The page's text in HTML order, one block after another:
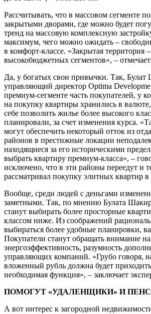
Рассчитывать, что в массовом сегменте
закрытыми дворами, где можно будет
тренд на массовую комплексную
максимум, чего можно ожидать –
в комфорт-классе. «Закрытая территория
высокобюджетных сегментов», – отмечает
Да, у богатых свои привычки. Так, Булат
управляющий директор Optima
премиум-сегменте часть покупателей, у
на покупку квартиры хранились в
себе позволить жилье более высокого
планировали, за счет изменения курса.
могут обеспечить некоторый отток из
районов в престижные локации
находящиеся за его историческими
выбрать квартиру премиум-класса», –
исключено, что в эти районы переедут и
рассматривал покупку элитных квартир в
Вообще, среди людей с деньгами
заметными. Так, по мнению Булата
станут выбирать более просторные
классом ниже. Из соображений
выбираться более удобные планировки,
Покупатели станут обращать внимание на
энергоэффективность, разумность
управляющих компаний. «Грубо говоря,
вложенный рубль должна будет
необходимая функция», – заключает
ПОМОГУТ «УДАЛЕНЩИКИ» И
А вот интерес к загородной